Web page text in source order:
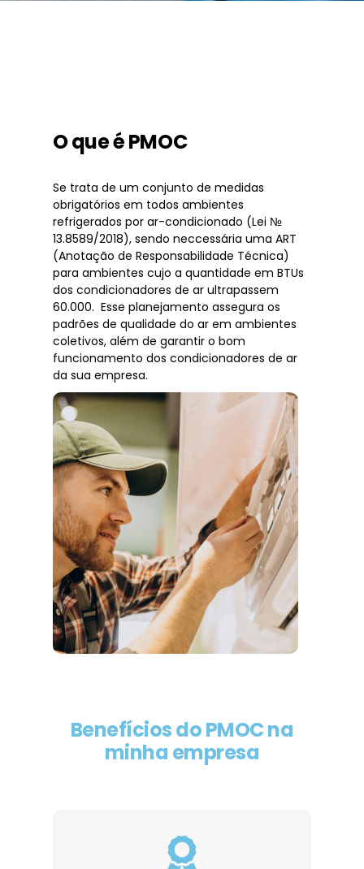
O que é PMOC
Se trata de um conjunto de medidas
obrigatórios em todos ambientes
refrigerados por ar-condicionado (Lei №
13.8589/2018), sendo neccessária uma ART
(Anotação de Responsabilidade Técnica)
para ambientes cujo a quantidade em BTUs
dos condicionadores de ar ultrapassem
60.000. Esse planejamento assegura os
padrões de qualidade do ar em ambientes
coletivos, além de garantir o bom
funcionamento dos condicionadores de ar
da sua empresa.
Benefícios do PMOC na
minha empresa